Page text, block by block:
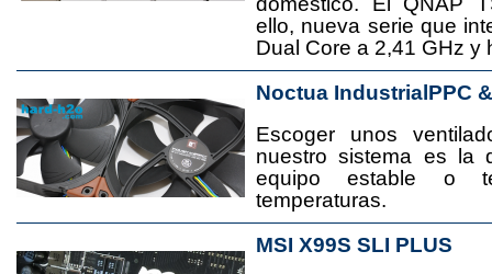
ello, nueva serie que
Dual Core a 2,41 GHz y
Noctua IndustrialPPC
Escoger unos
nuestro sistema es la
equipo estable o
temperaturas.
MSI X99S SLI PLUS